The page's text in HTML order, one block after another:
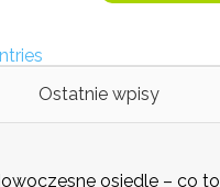
Ostatnie wpisy
osiedle – co to